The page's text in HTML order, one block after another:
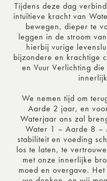
Tijdens deze dag
intuïtieve kracht van
bewegen, dieper te
leggen in de stroom
hierbij vurige
bijzondere en krachtige
en Vuur Verlichting
We nemen tijd om
Aarde 2 jaar, en
Waterjaar ons zal
Water 1 – Aarde 8 –
stabiliteit en voeding
los te laten, te
met onze innerlijke
moed en overgave.